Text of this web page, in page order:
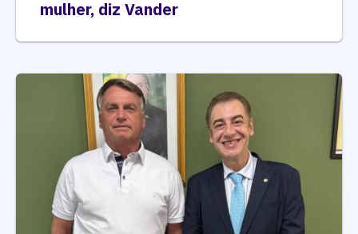
mulher, diz Vander